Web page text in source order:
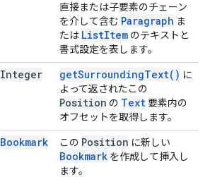
直接または子要素のチェーン
を介して含む Paragraph ま
たは ListItem のテキストと
書式設定を表します。
Integer getSurroundingText( ) に
よって返されたこの
Position の Text 要素内の
オフセットを取得します。
Bookmark この Position に新しい
Bookmark を作成して挿入し
ます。